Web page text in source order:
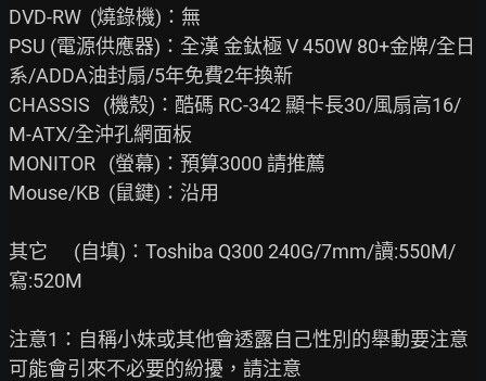
DVD-RW  (燒錄機)：無
PSU (電源供應器)：全漢 金鈦極 V 450W 80+金牌/全日
系/ADDA油封扇/5年免費2年換新
CHASSIS   (機殼)：酷碼 RC-342 顯卡長30/風扇高16/
M-ATX/全沖孔網面板
MONITOR   (螢幕)：預算3000 請推薦
Mouse/KB  (鼠鍵)：沿用
其它      (自填)：Toshiba Q300 240G/7mm/讀:550M/
寫:520M
注意1：自稱小妹或其他會透露自己性別的舉動要注意
可能會引來不必要的紛擾，請注意